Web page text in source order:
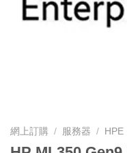
網上訂購 / 服務器 / HPE